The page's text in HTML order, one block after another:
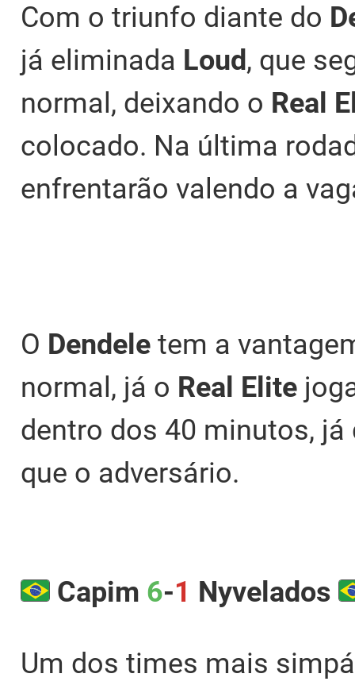
Com o triunfo diante do
já eliminada Loud, que
normal, deixando o Real
colocado. Na última
enfrentarão valendo a
O Dendele tem a
normal, já o Real Elite
dentro dos 40 minutos,
que o adversário.
Capim 6-1 Nyvelados
Um dos times mais